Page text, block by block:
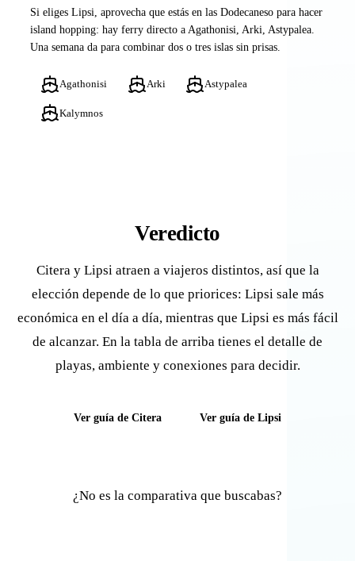
Si eliges Lipsi, aprovecha que estás en las Dodecaneso para hacer
island hopping: hay ferry directo a Agathonisi, Arki, Astypalea.
Una semana da para combinar dos o tres islas sin prisas.
Agathonisi Arki Astypalea
Kalymnos
Veredicto
Citera y Lipsi atraen a viajeros distintos, así que la
elección depende de lo que priorices: Lipsi sale más
económica en el día a día, mientras que Lipsi es más fácil
de alcanzar. En la tabla de arriba tienes el detalle de
playas, ambiente y conexiones para decidir.
Ver guía de Citera Ver guía de Lipsi
¿No es la comparativa que buscabas?